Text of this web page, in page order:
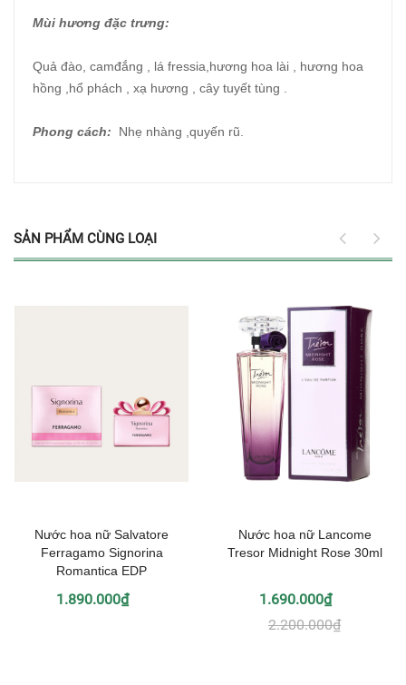
Mùi hương đặc trưng:
Quả đào, camđắng , lá fressia,hương hoa lài , hương hoa
hồng ,hổ phách , xạ hương , cây tuyết tùng .
Phong cách: Nhẹ nhàng ,quyến rũ.
SẢN PHẨM CÙNG LOẠI
Nước hoa nữ Salvatore
Ferragamo Signorina
Romantica EDP
1.890.000₫
Nước hoa nữ Lancome
Tresor Midnight Rose 30ml
1.690.000₫
2.200.000₫